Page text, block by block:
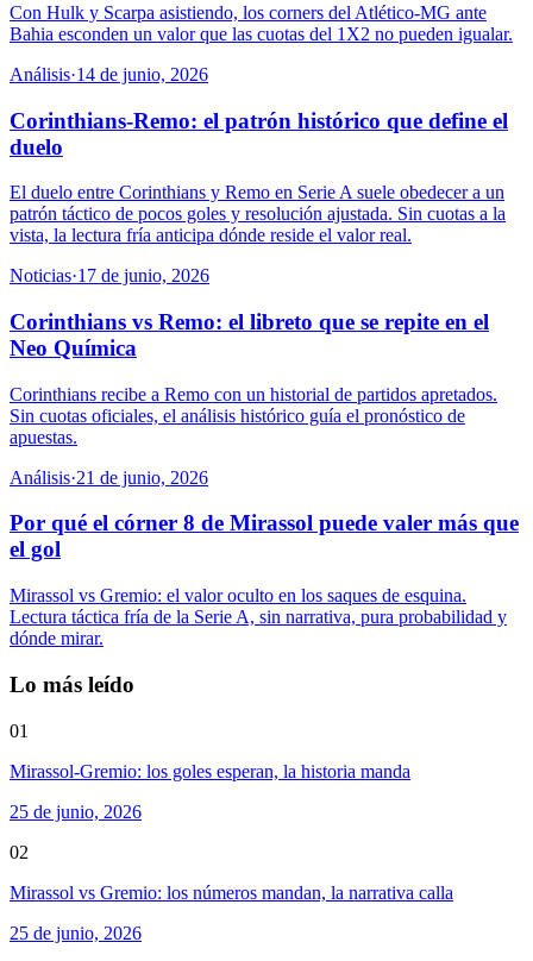
Con Hulk y Scarpa asistiendo, los corners del Atlético-MG ante
Bahia esconden un valor que las cuotas del 1X2 no pueden igualar.
Análisis·14 de junio, 2026
Corinthians-Remo: el patrón histórico que define el
duelo
El duelo entre Corinthians y Remo en Serie A suele obedecer a un
patrón táctico de pocos goles y resolución ajustada. Sin cuotas a la
vista, la lectura fría anticipa dónde reside el valor real.
Noticias·17 de junio, 2026
Corinthians vs Remo: el libreto que se repite en el
Neo Química
Corinthians recibe a Remo con un historial de partidos apretados.
Sin cuotas oficiales, el análisis histórico guía el pronóstico de
apuestas.
Análisis·21 de junio, 2026
Por qué el córner 8 de Mirassol puede valer más que
el gol
Mirassol vs Gremio: el valor oculto en los saques de esquina.
Lectura táctica fría de la Serie A, sin narrativa, pura probabilidad y
dónde mirar.
Lo más leído
01
Mirassol-Gremio: los goles esperan, la historia manda
25 de junio, 2026
02
Mirassol vs Gremio: los números mandan, la narrativa calla
25 de junio, 2026